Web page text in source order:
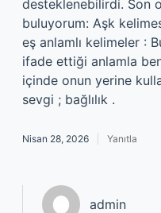
desteklenebilirdi. Son
buluyorum: Aşk
eş anlamlı kelimeler :
ifade ettiği anlamla
içinde onun yerine
sevgi ; bağlılık .
Nisan 28, 2026 Yanıtla
admin